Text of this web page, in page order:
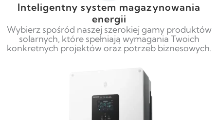
Inteligentny system magazynowania
energii
Wybierz spośród naszej szerokiej gamy produktów
solarnych, które spełniają wymagania Twoich
konkretnych projektów oraz potrzeb biznesowych.